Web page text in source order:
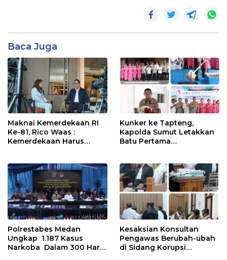
Baca Juga
Maknai Kemerdekaan RI
Ke-81, Rico Waas :
Kemerdekaan Harus
Pelayanan Primer
Kunker ke Tapteng,
Kapolda Sumut Letakkan
Batu Pertama
Polrestabes Medan
Ungkap 1.187 Kasus
Narkoba Dalam 300 Hari
Kesaksian Konsultan
Pengawas Berubah-ubah
di Sidang Korupsi